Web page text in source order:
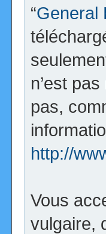
“General
n’est
pas,
http://
Vous
vulgaire,